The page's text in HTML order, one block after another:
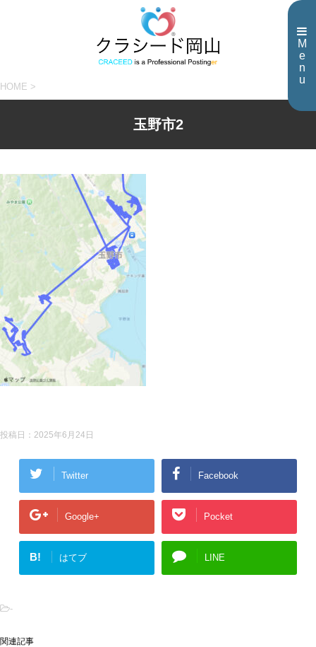
M
e
n
u
HOME >
玉野市2
投稿日： 2025年6月24日
Twitter Facebook
Google+ Pocket
B! はてブ LINE
-
関連記事